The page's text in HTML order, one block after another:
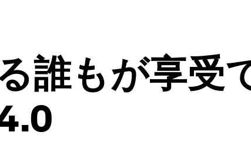
誰もが享受